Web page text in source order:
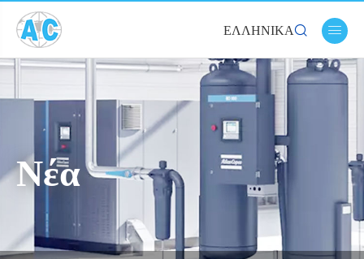
ΕΛΛΗΝΙΚΆ 
Νέα